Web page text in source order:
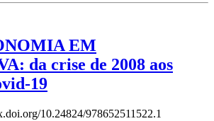
EM
da crise de 2008 aos
19
10.24824/978652511522.1